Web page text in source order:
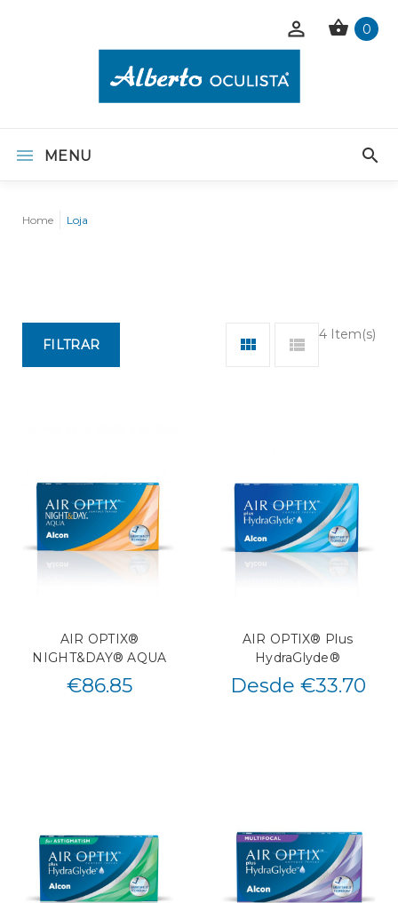
0
MENU
Home Loja
4 Item(s)
FILTRAR
AIR OPTIX®
NIGHT&DAY® AQUA
€86.85
AIR OPTIX® Plus
HydraGlyde®
Desde €33.70